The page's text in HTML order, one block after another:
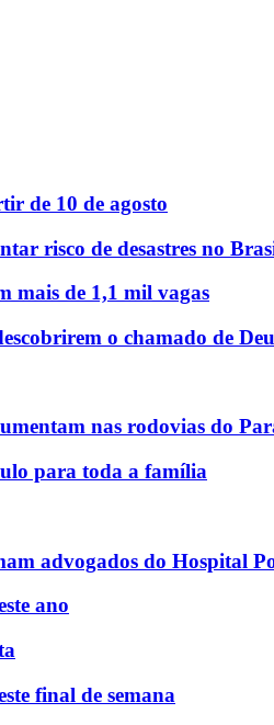
de 10 de agosto
risco de desastres no
mais de 1,1 mil vagas
o chamado de
nas rodovias do
para toda a família
advogados do Hospital
ano
final de semana